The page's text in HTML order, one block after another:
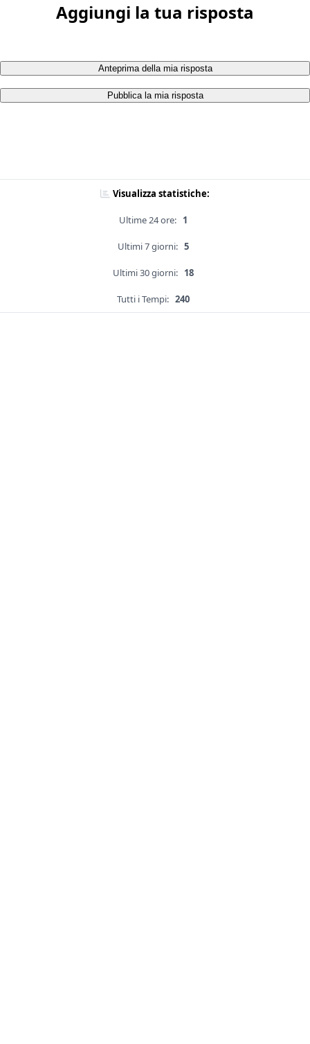
Aggiungi la tua risposta
Anteprima della mia risposta
Pubblica la mia risposta
Visualizza statistiche:
Ultime 24 ore: 1
Ultimi 7 giorni: 5
Ultimi 30 giorni: 18
Tutti i Tempi: 240